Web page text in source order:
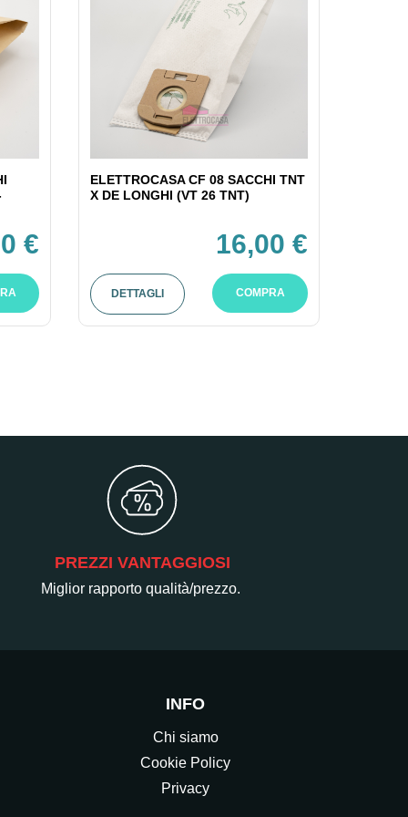
€
ELETTROCASA CF 08 SACCHI TNT
X DE LONGHI (VT 26 TNT)
16,00 €
DETTAGLI COMPRA
PREZZI VANTAGGIOSI
Miglior rapporto qualità/prezzo.
INFO
Chi siamo
Cookie Policy
Privacy